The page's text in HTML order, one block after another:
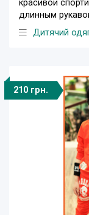
красивой
длинным
Дитячий
210 грн.